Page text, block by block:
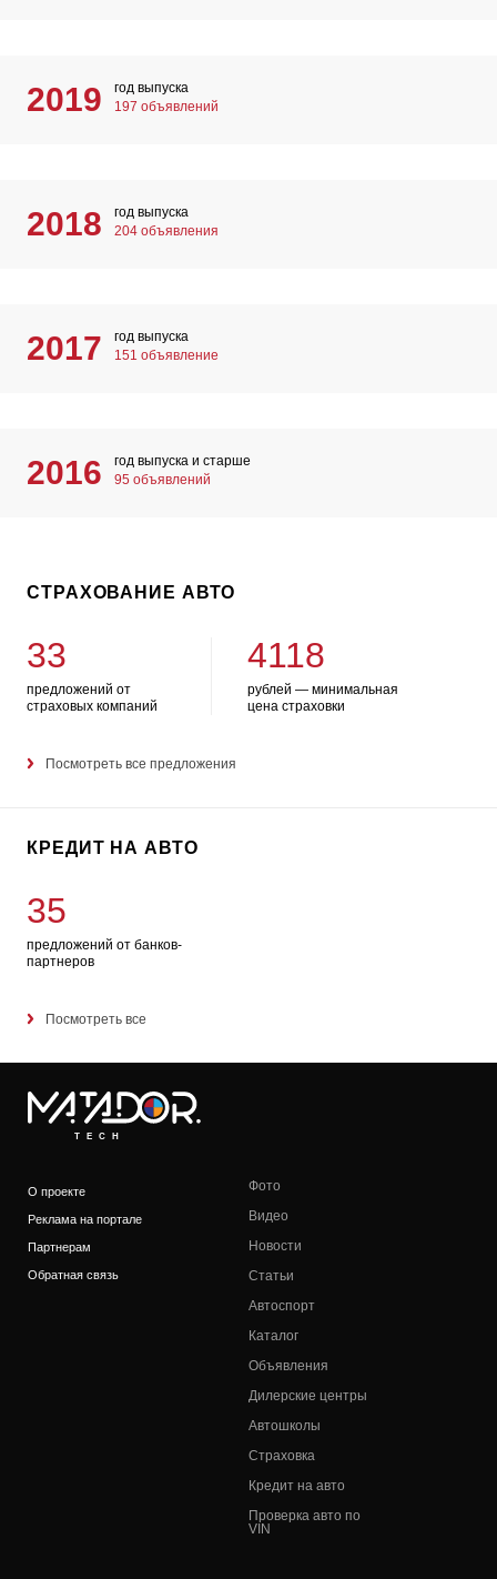
2019
год выпуска
197 объявлений
2018
год выпуска
204 объявления
2017
год выпуска
151 объявление
2016
год выпуска и старше
95 объявлений
СТРАХОВАНИЕ АВТО
33
предложений от
страховых компаний
4118
рублей — минимальная
цена страховки
Посмотреть все предложения
КРЕДИТ НА АВТО
35
предложений от банков-
партнеров
Посмотреть все
TECH
О проекте
Реклама на портале
Партнерам
Обратная связь
Фото
Видео
Новости
Статьи
Автоспорт
Каталог
Объявления
Дилерские центры
Автошколы
Страховка
Кредит на авто
Проверка авто по
VIN